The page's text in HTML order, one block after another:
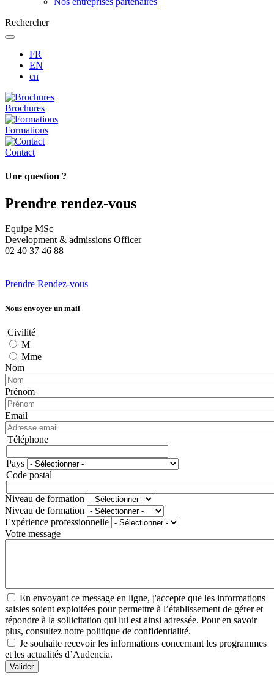
Rechercher
FR
EN
cn
Brochures
Formations
Contact
Une question ?
Prendre rendez-vous
Equipe MSc
Development & admissions Officer
02 40 37 46 88
Prendre Rendez-vous
Nous envoyer un mail
Civilité
M
Mme
Nom
Prénom
Email
Téléphone
Adresse
Pays
Code postal
Niveau de formation
Niveau de formation
Expérience professionnelle
Votre message
En envoyant ce message en ligne, j'accepte que les informations
saisies soient exploitées pour permettre à l’établissement de gérer et
répondre à la sollicitation qui lui est ainsi adressée. Pour en savoir
plus, consultez notre politique de confidentialité.
Je souhaite recevoir les informations concernant les programmes
et les actualités d’Audencia.
Valider